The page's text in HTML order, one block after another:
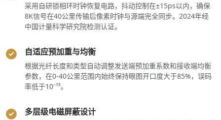
采用自研锁相环时钟恢复电路，抖动控制在±15ps以内，确保
8K信号在40公里传输后像素时钟与源端完全同步。2024年经
中国计量科学研究院检测认证。
自适应预加重与均衡
根据光纤长度和类型自动调整发送端预加重系数和接收端均衡
参数，在0-40公里范围内始终保持眼图开口度大于85%，误码
率低于10⁻¹⁵。
多层级电磁屏蔽设计